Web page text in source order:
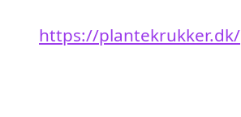
https://plantekrukker.dk/